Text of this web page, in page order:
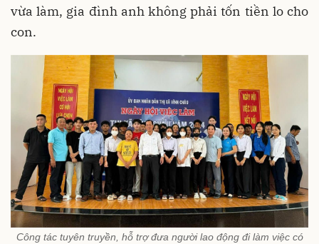
vừa làm, gia đình anh không phải tốn tiền lo cho
con.
Công tác tuyên truyền, hỗ trợ đưa người lao động đi làm việc có